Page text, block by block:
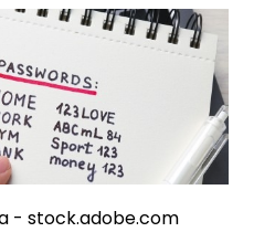
- stock.adobe.com